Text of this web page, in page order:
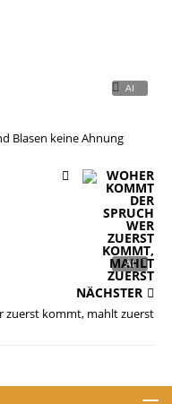
Blasen keine Ahnung
NÄCHSTER
zuerst kommt, mahlt zuerst